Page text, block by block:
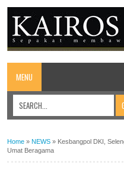
MENU
Home » NEWS » Kesbangpol DKI,
Umat Beragama